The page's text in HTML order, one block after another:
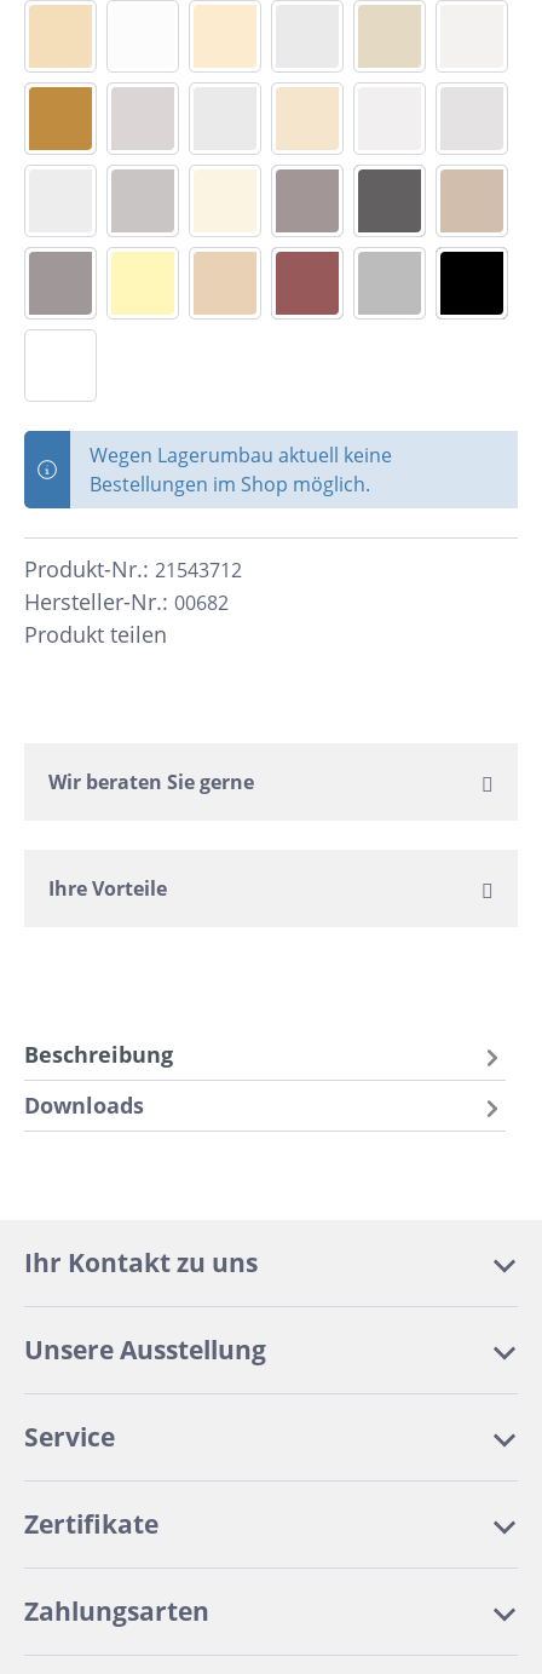
Wegen Lagerumbau aktuell keine
Bestellungen im Shop möglich.
Hersteller-Nr.: 00682
Produkt-Nr.: 21543712
Produkt teilen
Wir beraten Sie gerne
Ihre Vorteile
Beschreibung
Downloads
Ihr Kontakt zu uns
Unsere Ausstellung
Service
Zertifikate
Zahlungsarten